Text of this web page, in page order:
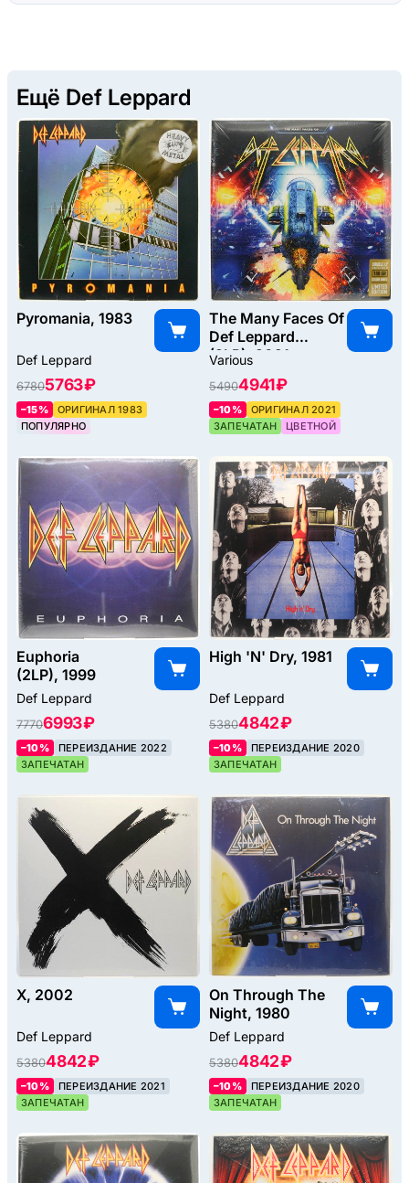
Ещё Def Leppard
Pyromania, 1983
Def Leppard
67805763 ₽
–15%
ОРИГИНАЛ 1983
ПОПУЛЯРНО
The Many Faces Of
Def Leppard
(2LP), 2021
Various
54904941 ₽
–10%
ОРИГИНАЛ 2021
ЗАПЕЧАТАН
ЦВЕТНОЙ
Euphoria
(2LP), 1999
Def Leppard
77706993 ₽
–10%
ПЕРЕИЗДАНИЕ 2022
ЗАПЕЧАТАН
High 'N' Dry, 1981
Def Leppard
53804842 ₽
–10%
ПЕРЕИЗДАНИЕ 2020
ЗАПЕЧАТАН
X, 2002
Def Leppard
53804842 ₽
–10%
ПЕРЕИЗДАНИЕ 2021
ЗАПЕЧАТАН
On Through The
Night, 1980
Def Leppard
53804842 ₽
–10%
ПЕРЕИЗДАНИЕ 2020
ЗАПЕЧАТАН